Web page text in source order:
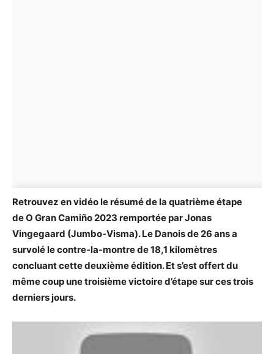
Retrouvez en vidéo le résumé de la quatrième étape
de O Gran Camiño 2023 remportée par Jonas
Vingegaard (Jumbo-Visma). Le Danois de 26 ans a
survolé le contre-la-montre de 18,1 kilomètres
concluant cette deuxième édition. Et s’est offert du
même coup une troisième victoire d’étape sur ces trois
derniers jours.